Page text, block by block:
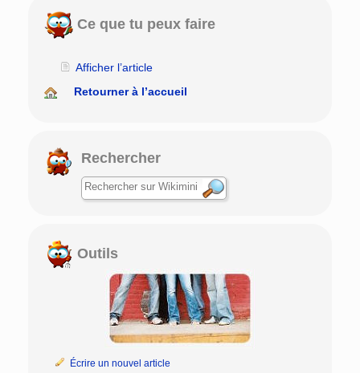
Ce que tu peux faire
Afficher l’article
Retourner à l’accueil
Rechercher
Outils
Écrire un nouvel article